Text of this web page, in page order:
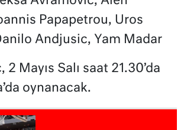
Papapetrou, Uros
Andjusic, Yam Madar
Mayıs Salı saat 21.30’da
oynanacak.